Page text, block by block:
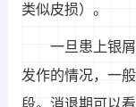
类似皮损）。
一旦患上银
发作的情况，一
段。消退期可以